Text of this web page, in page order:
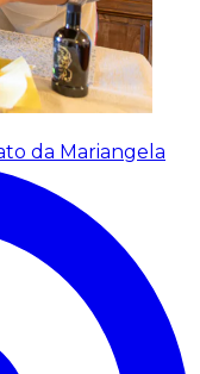
da Mariangela